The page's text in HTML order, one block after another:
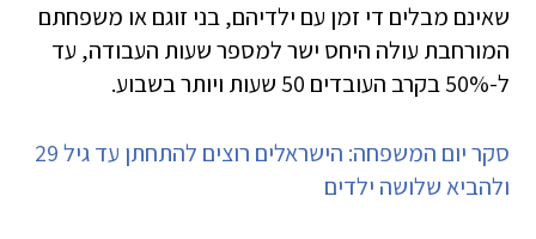
שאינם מבלים די זמן עם ילדיהם, בני זוגם או משפחתם
המורחבת עולה היחס ישר למספר שעות העבודה, עד
ל-50% בקרב העובדים 50 שעות ויותר בשבוע.
סקר יום המשפחה: הישראלים רוצים להתחתן עד גיל 29
ולהביא שלושה ילדים